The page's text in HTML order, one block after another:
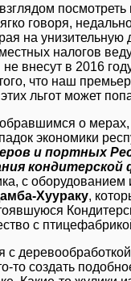
говоря,
на
налогов
не внесут в 2016
что наш
льгот может
о
экономики
и портных
кондитерской
с
Хуураку,
с
с
то создать